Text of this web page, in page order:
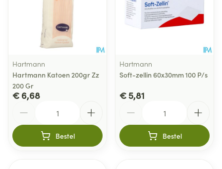
Hartmann
Hartmann Katoen 200gr Zz
200 Gr
€ 6,68
Bestel
Hartmann
Soft-zellin 60x30mm 100 P/s
€ 5,81
Bestel